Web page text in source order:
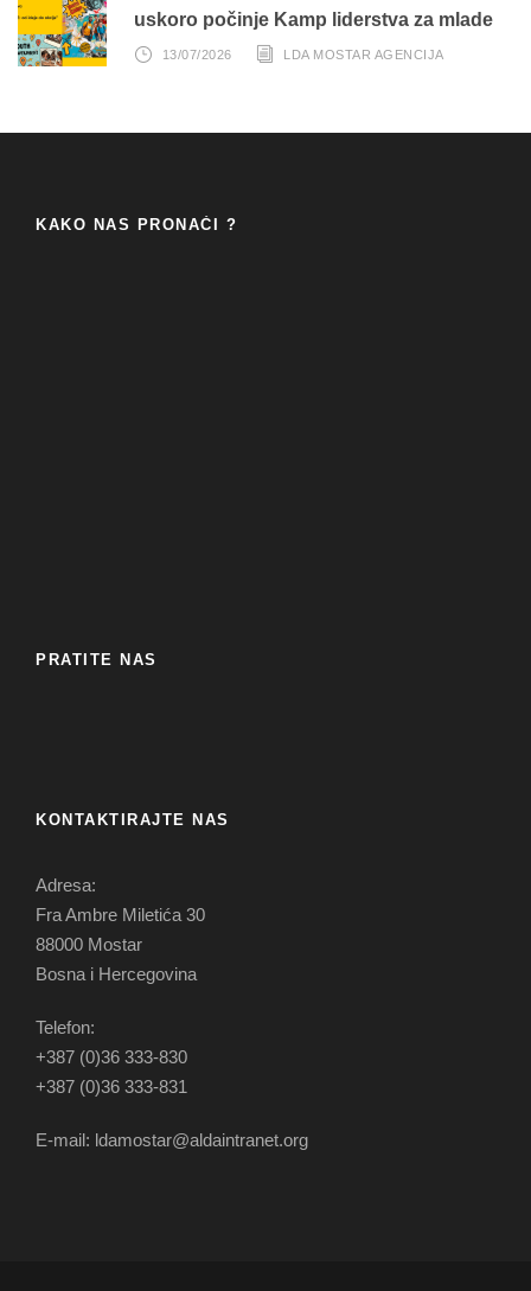
uskoro počinje Kamp liderstva za mlade
13/07/2026 LDA MOSTAR AGENCIJA
KAKO NAS PRONAĆI ?
PRATITE NAS
KONTAKTIRAJTE NAS
Adresa:
Fra Ambre Miletića 30
88000 Mostar
Bosna i Hercegovina
Telefon:
+387 (0)36 333-830
+387 (0)36 333-831
E-mail: ldamostar@aldaintranet.org